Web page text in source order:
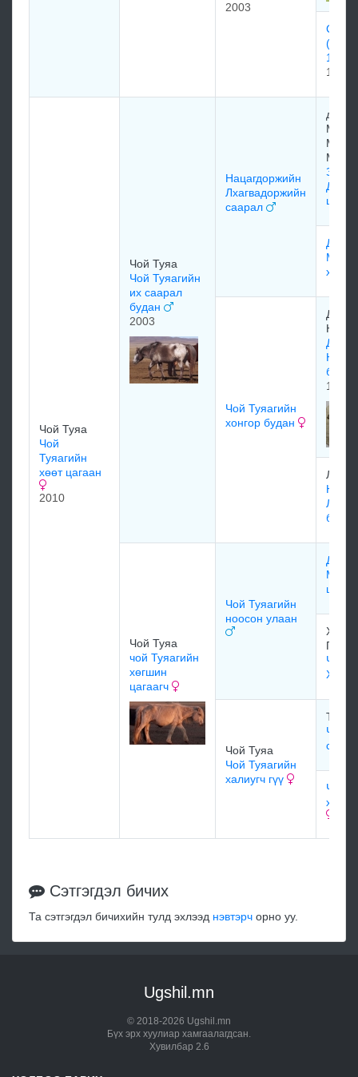
2003
1993)
1993
Чой Туяа
Чой
Туяагийн
хөөт цагаан
2010
Чой Туяа
Чой Туяагийн
их саарал
будан
2003
Нацагдоржийн
Лхагвадоржийн
саарал
Занх
Чой Туяагийн
хонгор будан
1980
Чой Туяа
чой Туяагийн
хөгшин
цагаагч
Чой Туяагийн
ноосон улаан
Чой
Чой Туяа
Чой Туяагийн
халиугч гүү
Чой
Чой
хөх
Сэтгэгдэл бичих
Та сэтгэгдэл бичихийн тулд эхлээд нэвтэрч орно уу.
Ugshil.mn
© 2018-2026 Ugshil.mn
Бүх эрх хуулиар хамгаалагдсан.
Хувилбар 2.6